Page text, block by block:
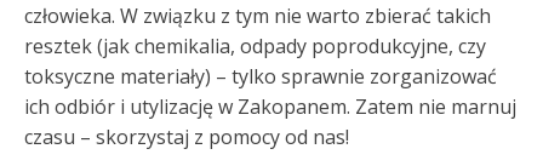
człowieka. W związku z tym nie warto zbierać takich
resztek (jak chemikalia, odpady poprodukcyjne, czy
toksyczne materiały) – tylko sprawnie zorganizować
ich odbiór i utylizację w Zakopanem. Zatem nie marnuj
czasu – skorzystaj z pomocy od nas!